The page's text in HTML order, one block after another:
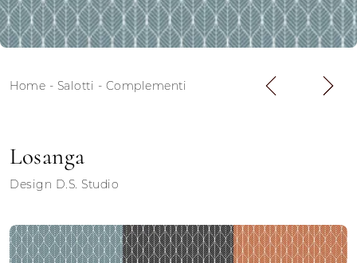
Home - Salotti - Complementi
Losanga
Design D.S. Studio